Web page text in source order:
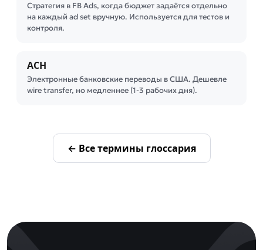
Стратегия в FB Ads, когда бюджет задаётся отдельно
на каждый ad set вручную. Используется для тестов и
контроля.
ACH
Электронные банковские переводы в США. Дешевле
wire transfer, но медленнее (1-3 рабочих дня).
← Все термины глоссария